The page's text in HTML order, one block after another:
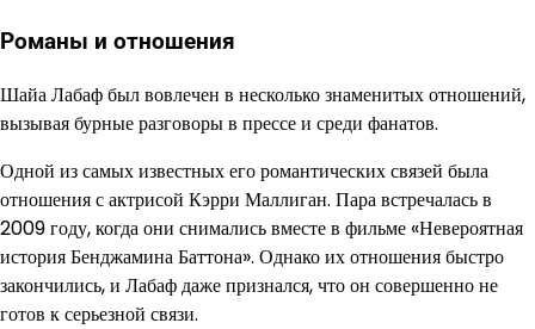
Романы и отношения
Шайа Лабаф был вовлечен в несколько знаменитых отношений,
вызывая бурные разговоры в прессе и среди фанатов.
Одной из самых известных его романтических связей была
отношения с актрисой Кэрри Маллиган. Пара встречалась в
2009 году, когда они снимались вместе в фильме «Невероятная
история Бенджамина Баттона». Однако их отношения быстро
закончились, и Лабаф даже признался, что он совершенно не
готов к серьезной связи.